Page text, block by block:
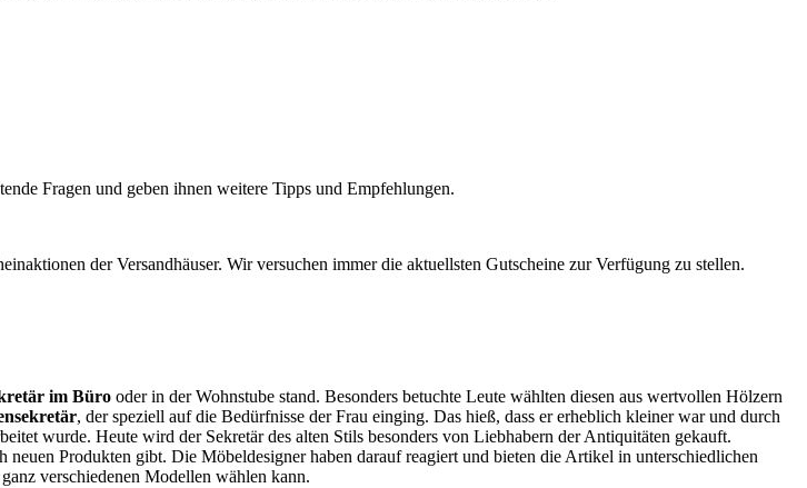
Fragen und geben ihnen weitere Tipps und Empfehlungen.
der Versandhäuser. Wir versuchen immer die aktuellsten Gutscheine zur Verfügung zu stellen.
im Büro oder in der Wohnstube stand. Besonders betuchte Leute wählten diesen aus wertvollen Hölzern
, der speziell auf die Bedürfnisse der Frau einging. Das hieß, dass er erheblich kleiner war und durch
wurde. Heute wird der Sekretär des alten Stils besonders von Liebhabern der Antiquitäten gekauft.
Produkten gibt. Die Möbeldesigner haben darauf reagiert und bieten die Artikel in unterschiedlichen
verschiedenen Modellen wählen kann.